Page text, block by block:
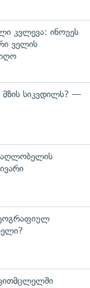
კვლევა: ინოუეს
ველის
სიკვდილს? —